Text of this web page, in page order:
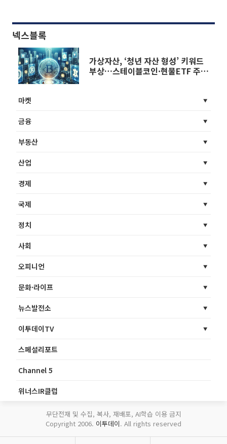
넥스블록
가상자산, ‘청년 자산 형성’ 키워드
부상…스테이블코인·현물ETF 주
마켓
금융
부동산
산업
경제
국제
정치
사회
오피니언
문화·라이프
뉴스발전소
이투데이TV
스페셜리포트
Channel 5
위너스IR클럽
무단전재 및 수집, 복사, 재배포, AI학습 이용 금지
Copyright 2006. 이투데이. All rights reserved